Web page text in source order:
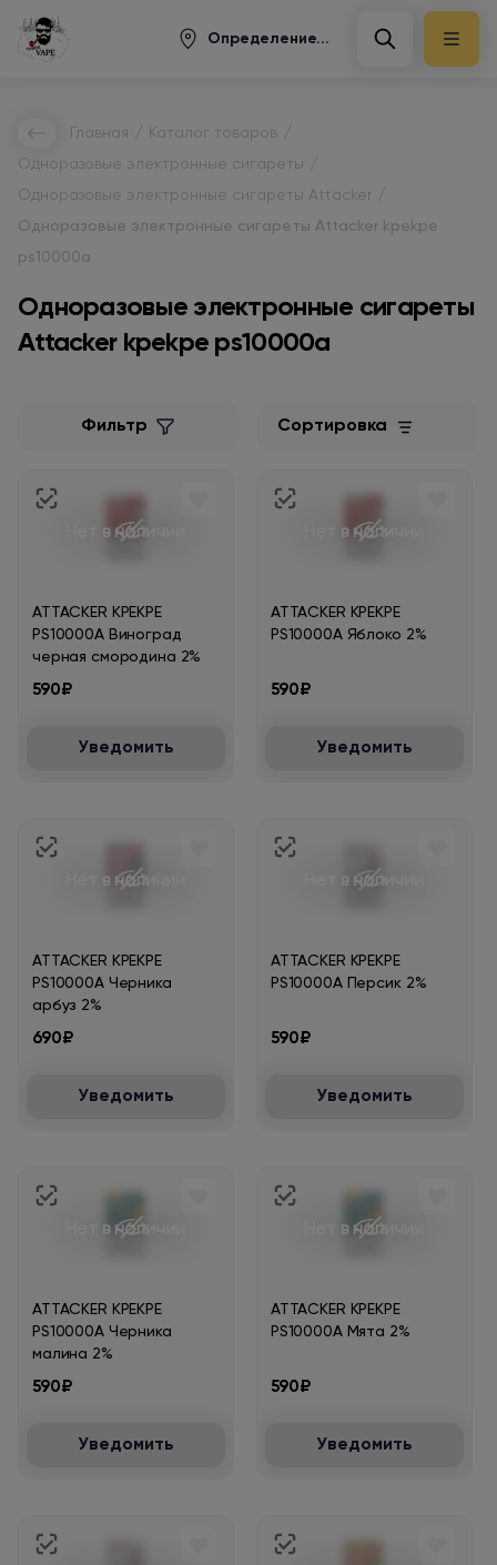
Определение...
Главная Каталог товаров
Одноразовые электронные сигареты
Одноразовые электронные сигареты Attacker
Одноразовые электронные сигареты Attacker kpekpe
ps10000a
Одноразовые электронные сигареты
Attacker kpekpe ps10000a
Фильтр Сортировка
Нет в наличии
ATTACKER KPEKPE
PS10000A Виноград
черная смородина 2%
590₽
Уведомить
Нет в наличии
ATTACKER KPEKPE
PS10000A Яблоко 2%
590₽
Уведомить
Нет в наличии
ATTACKER KPEKPE
PS10000A Черника
арбуз 2%
690₽
Уведомить
Нет в наличии
ATTACKER KPEKPE
PS10000A Персик 2%
590₽
Уведомить
Нет в наличии
ATTACKER KPEKPE
PS10000A Черника
малина 2%
590₽
Уведомить
Нет в наличии
ATTACKER KPEKPE
PS10000A Мята 2%
590₽
Уведомить